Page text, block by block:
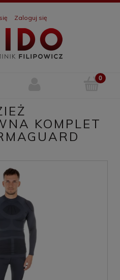
Zaloguj się
KOMPLET